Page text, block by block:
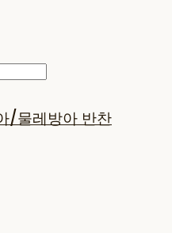
/물레방아 반찬